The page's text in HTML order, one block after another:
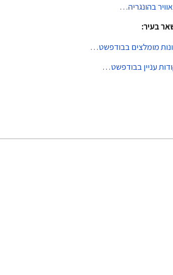
בהונגריה…
בעיר:
מומלצים בבודפשט…